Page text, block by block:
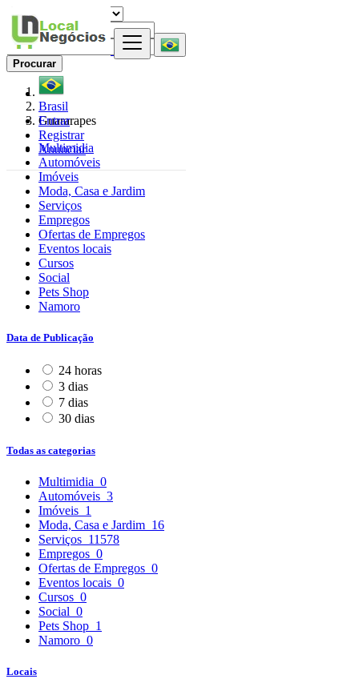
Entrar
Registrar
Anunciar
Procurar
Brasil
Guararapes
Multimidia
Automóveis
Imóveis
Moda, Casa e Jardim
Serviços
Empregos
Ofertas de Empregos
Eventos locais
Cursos
Social
Pets Shop
Namoro
Data de Publicação
24 horas
3 dias
7 dias
30 dias
Todas as categorias
Multimidia 0
Automóveis 3
Imóveis 1
Moda, Casa e Jardim 16
Serviços 11578
Empregos 0
Ofertas de Empregos 0
Eventos locais 0
Cursos 0
Social 0
Pets Shop 1
Namoro 0
Locais